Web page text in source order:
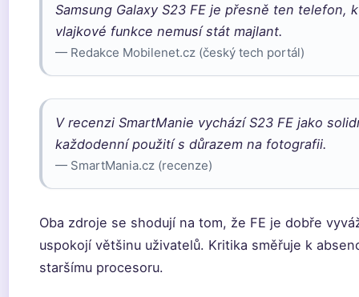
Samsung Galaxy S23 FE je přesně ten telefon,
vlajkové funkce nemusí stát majlant.
— Redakce Mobilenet.cz (český tech portál)
V recenzi SmartManie vychází S23 FE jako
každodenní použití s důrazem na fotografii.
— SmartMania.cz (recenze)
Oba zdroje se shodují na tom, že FE je dobře
uspokojí většinu uživatelů. Kritika směřuje k
staršímu procesoru.